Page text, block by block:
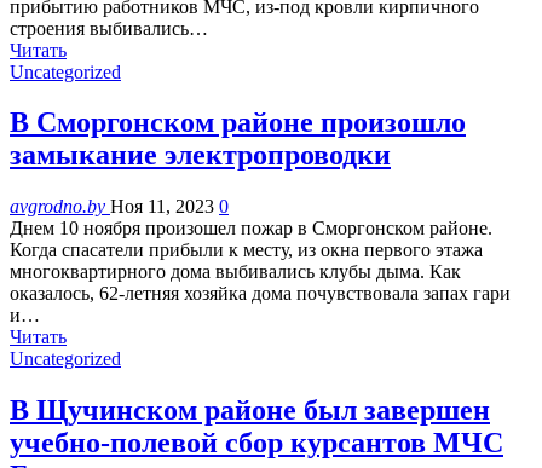
прибытию работников МЧС, из-под кровли кирпичного
строения выбивались…
Читать
Uncategorized
В Сморгонском районе произошло
замыкание электропроводки
avgrodno.by Ноя 11, 2023 0
Днем 10 ноября произошел пожар в Сморгонском районе.
Когда спасатели прибыли к месту, из окна первого этажа
многоквартирного дома выбивались клубы дыма. Как
оказалось, 62-летняя хозяйка дома почувствовала запах гари
и…
Читать
Uncategorized
В Щучинском районе был завершен
учебно-полевой сбор курсантов МЧС